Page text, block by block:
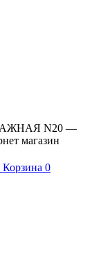
N20 —
магазин
Корзина 0